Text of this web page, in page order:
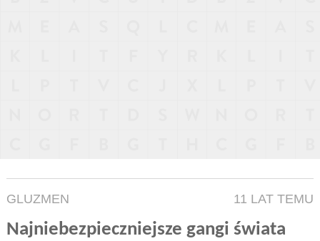
GLUZMEN 11 LAT TEMU
Najniebezpieczniejsze gangi świata